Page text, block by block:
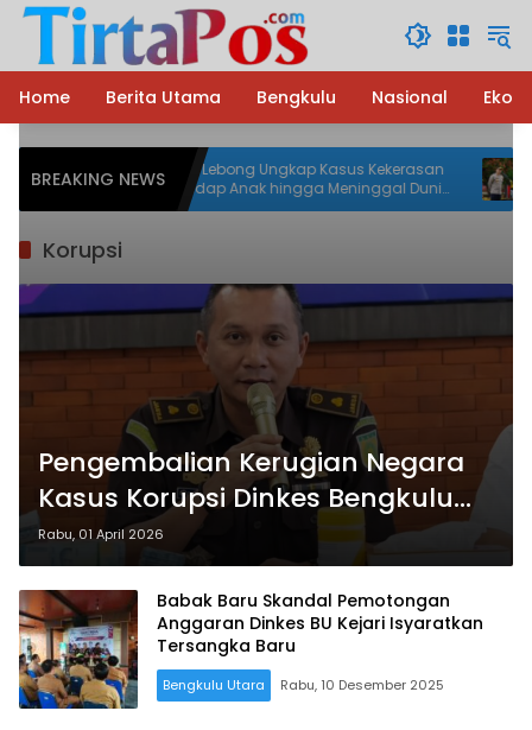
Langsung
konten
Home
Berita Utama Bengkulu Nasional
BREAKING NEWSPolres Lebong Ungkap Kasus Kekerasan
terhadap Anak hingga Meninggal Dunia,
Terduga Pelaku Diamankan
Korupsi
Pengembalian Kerugian Negara
Kasus Korupsi Dinkes Bengkulu
Utara Capai Rp400 Juta, Jaksa:
Proses Hukum Tetap Berjalan
Rabu, 01 April 2026
Babak Baru Skandal Pemotongan
Anggaran Dinkes BU Kejari Isyaratkan
Tersangka Baru
Bengkulu Utara Rabu, 10 Desember 2025